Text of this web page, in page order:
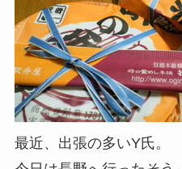
最近、出張の多いY氏。